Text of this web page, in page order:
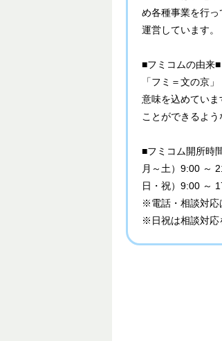
め各種事業を行
運営しています。
■フミコムの由来■
「フミ＝文の京
意味を込めていま
ことができるよう
■フミコム開所時
月～土）9:00 ～
日・祝）9:00 ～
※電話・相談対応
※日祝は相談対応